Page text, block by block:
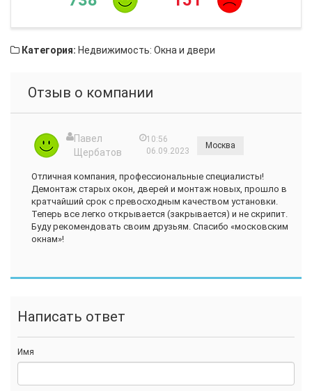
Категория: Недвижимость: Окна и двери
Отзыв о компании
​Павел
Щербатов
10:56
06.09.2023
Москва
Отличная компания, профессиональные специалисты!
Демонтаж старых окон, дверей и монтаж новых, прошло в
кратчайший срок с превосходным качеством установки.
Теперь все легко открывается (закрывается) и не скрипит.
Буду рекомендовать своим друзьям. Спасибо «московским
окнам»!
Написать ответ
Имя